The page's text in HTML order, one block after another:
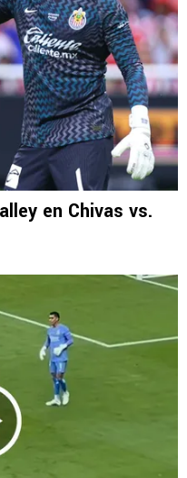
en Chivas vs.